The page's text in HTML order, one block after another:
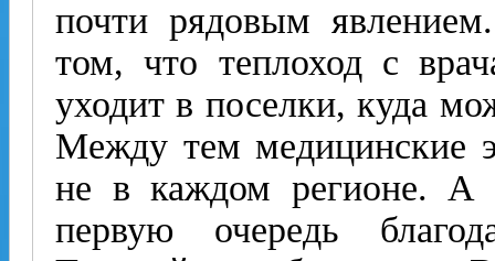
почти рядовым
том, что теплоход с
уходит в поселки, куда
Между тем медицинские
не в каждом регионе. А
первую очередь